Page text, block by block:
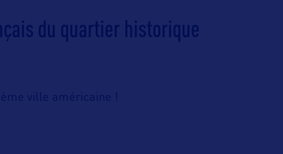
du quartier historique
ville américaine !